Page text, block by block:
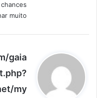
muito.
ي
و
ل
gaia
my